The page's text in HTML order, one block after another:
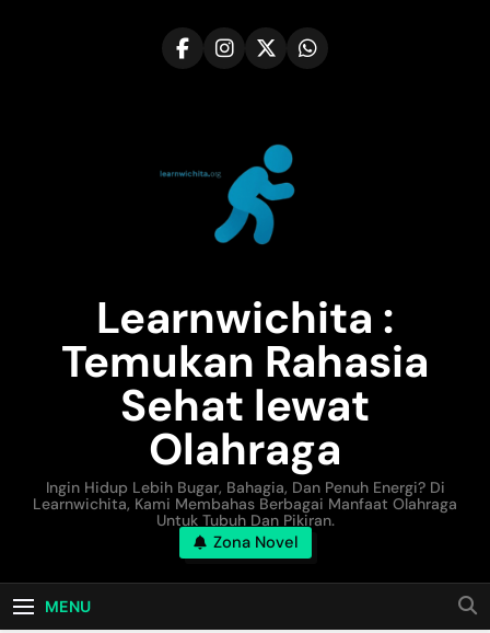
Learnwichita :
Temukan Rahasia
Sehat lewat
Olahraga
Ingin Hidup Lebih Bugar, Bahagia, Dan Penuh Energi? Di
Learnwichita, Kami Membahas Berbagai Manfaat Olahraga
Untuk Tubuh Dan Pikiran.
Zona Novel
MENU